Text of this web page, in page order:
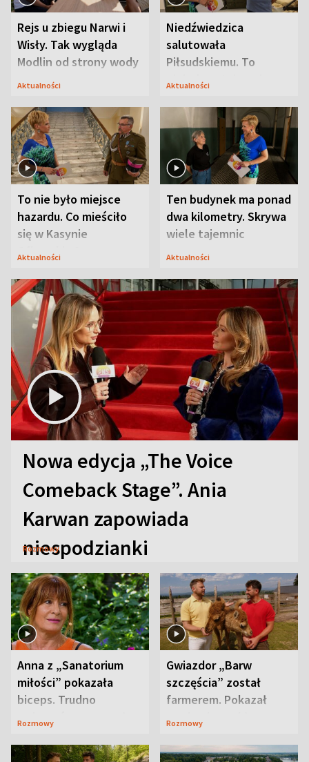
Rejs u zbiegu Narwi i
Wisły. Tak wygląda
Modlin od strony wody
Aktualności
Niedźwiedzica
salutowała
Piłsudskiemu. To
niejedyna tajemnica
Aktualności
To nie było miejsce
hazardu. Co mieściło
się w Kasynie
Oficerskim?
Aktualności
Ten budynek ma ponad
dwa kilometry. Skrywa
wiele tajemnic
Aktualności
Nowa edycja „The Voice
Comeback Stage”. Ania
Karwan zapowiada
niespodzianki
Rozmowy
Anna z „Sanatorium
miłości” pokazała
biceps. Trudno
uwierzyć, co przeszła
Rozmowy
Gwiazdor „Barw
szczęścia” został
farmerem. Pokazał
swoje niezwykłe
Rozmowy